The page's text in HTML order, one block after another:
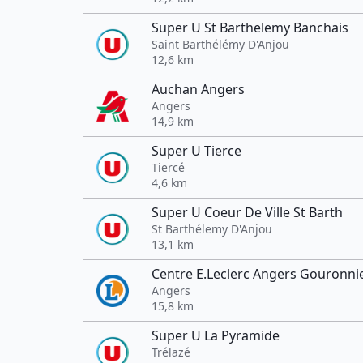
Super U St Barthelemy Banchais
Saint Barthélémy D'Anjou
12,6 km
Auchan Angers
Angers
14,9 km
Super U Tierce
Tiercé
4,6 km
Super U Coeur De Ville St Barth
St Barthélemy D'Anjou
13,1 km
Centre E.Leclerc Angers
Angers
15,8 km
Super U La Pyramide
Trélazé